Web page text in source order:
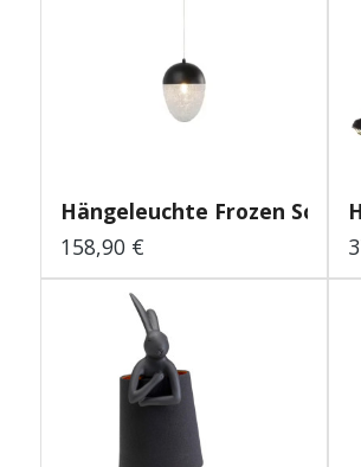
Hängeleuchte Frozen
Regulärer Preis:
158,90 €